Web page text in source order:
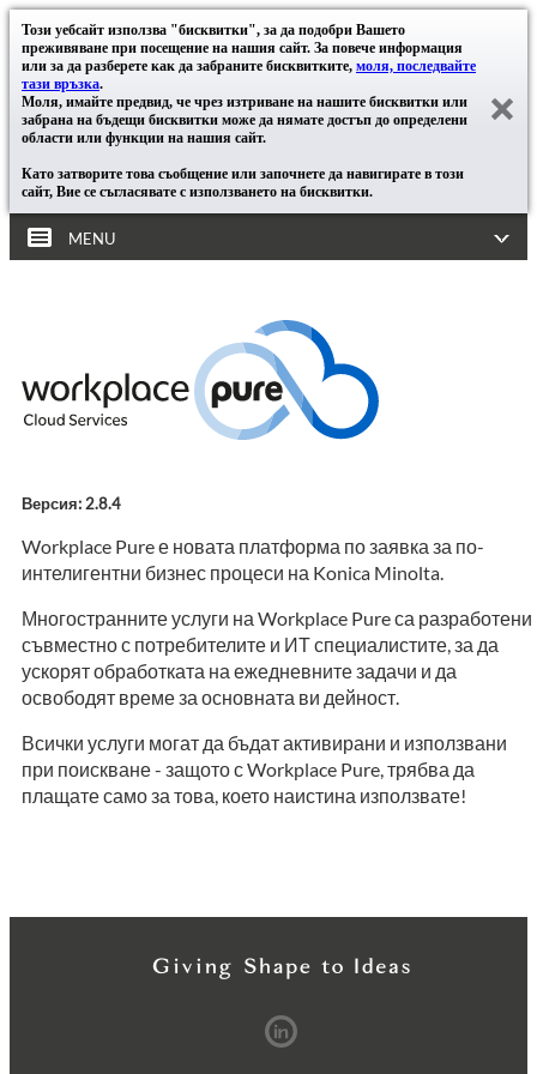
Този уебсайт използва "бисквитки", за да подобри Вашето
преживяване при посещение на нашия сайт. За повече информация
или за да разберете как да забраните бисквитките, моля, последвайте
тази връзка.
Моля, имайте предвид, че чрез изтриване на нашите бисквитки или
забрана на бъдещи бисквитки може да нямате достъп до определени
области или функции на нашия сайт.
Като затворите това съобщение или започнете да навигирате в този
сайт, Вие се съгласявате с използването на бисквитки.
MENU
Версия: 2.8.4
Workplace Pure е новата платформа по заявка за по-
интелигентни бизнес процеси на Konica Minolta.
Многостранните услуги на Workplace Pure са разработени
съвместно с потребителите и ИТ специалистите, за да
ускорят обработката на ежедневните задачи и да
освободят време за основната ви дейност.
Всички услуги могат да бъдат активирани и използвани
при поискване - защото с Workplace Pure, трябва да
плащате само за това, което наистина използвате!